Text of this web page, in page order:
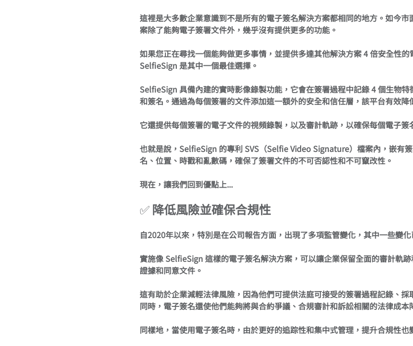
這裡是大多數企業意識到不是所有的電子簽名解決方案都相同的地方。如今
案除了能夠電子簽署文件外，幾乎沒有提供更多的功能。
如果您正在尋找一個能夠做更多事情，並提供多達其他解決方案 4 倍安全性
SelfieSign 是其中一個最佳選擇。
SelfieSign 具備內建的實時影像錄製功能，它會在簽署過程中記錄 4 個生物
和簽名。通過為每個簽署的文件添加這一額外的安全和信任層，該平台有效降
它還提供每個簽署的電子文件的視頻錄製，以及審計軌跡，以確保每個電子簽
也就是說，SelfieSign 的專利 SVS（Selfie Video Signature）檔案內，嵌有
名、位置、時戳和亂數碼，確保了簽署文件的不可否認性和不可竄改性。
現在，讓我們回到優點上...
✅ 降低風險並確保合規性
自2020年以來，特別是在公司報告方面，出現了多項監管變化，其中一些變化
實施像 SelfieSign 這樣的電子簽名解決方案，可以讓企業保留全面的審計軌
證據和同意文件。
這有助於企業減輕法律風險，因為他們可提供法庭可接受的簽署過程記錄、採
同時，電子簽名還使他們能夠將與合約爭議、合規審計和訴訟相關的法律成本
同樣地，當使用電子簽名時，由於更好的追踪性和集中式管理，提升合規性也